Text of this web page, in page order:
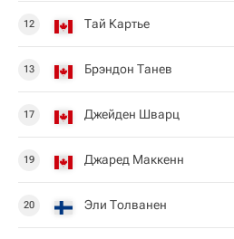
12 Тай Картье
13 Брэндон Танев
17 Джейден Шварц
19 Джаред Маккенн
20 Эли Толванен